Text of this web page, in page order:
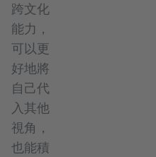
跨文化
能力，
可以更
好地將
自己代
入其他
視角，
也能積